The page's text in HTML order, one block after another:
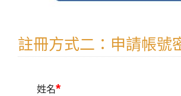
註冊方式二：申請帳號
姓名*